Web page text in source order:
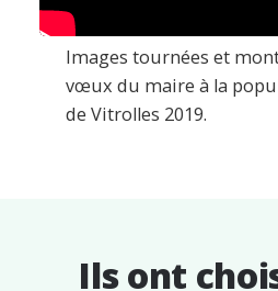
Images tournées et
vœux du maire à la
de Vitrolles 2019.
Ils ont